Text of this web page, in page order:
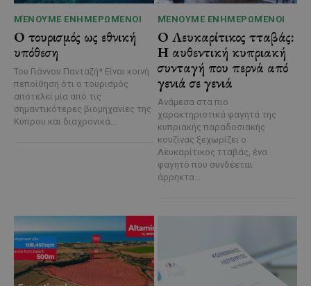
ΜΈΝΟΥΜΕ ΕΝΗΜΕΡΩΜΈΝΟΙ
Ο τουρισμός ως εθνική
υπόθεση
Του Γιάννου Πανταζή* Είναι κοινή
πεποίθηση ότι ο τουρισμός
αποτελεί μία από τις
σημαντικότερες βιομηχανίες της
Κύπρου και διαχρονικά...
ΜΈΝΟΥΜΕ ΕΝΗΜΕΡΩΜΈΝΟΙ
Ο Λευκαρίτικος τταβάς:
Η αυθεντική κυπριακή
συνταγή που περνά από
γενιά σε γενιά
Ανάμεσα στα πιο
χαρακτηριστικά φαγητά της
κυπριακής παραδοσιακής
κουζίνας ξεχωρίζει ο
Λευκαρίτικος τταβάς, ένα
φαγητό που συνδέεται
άρρηκτα...